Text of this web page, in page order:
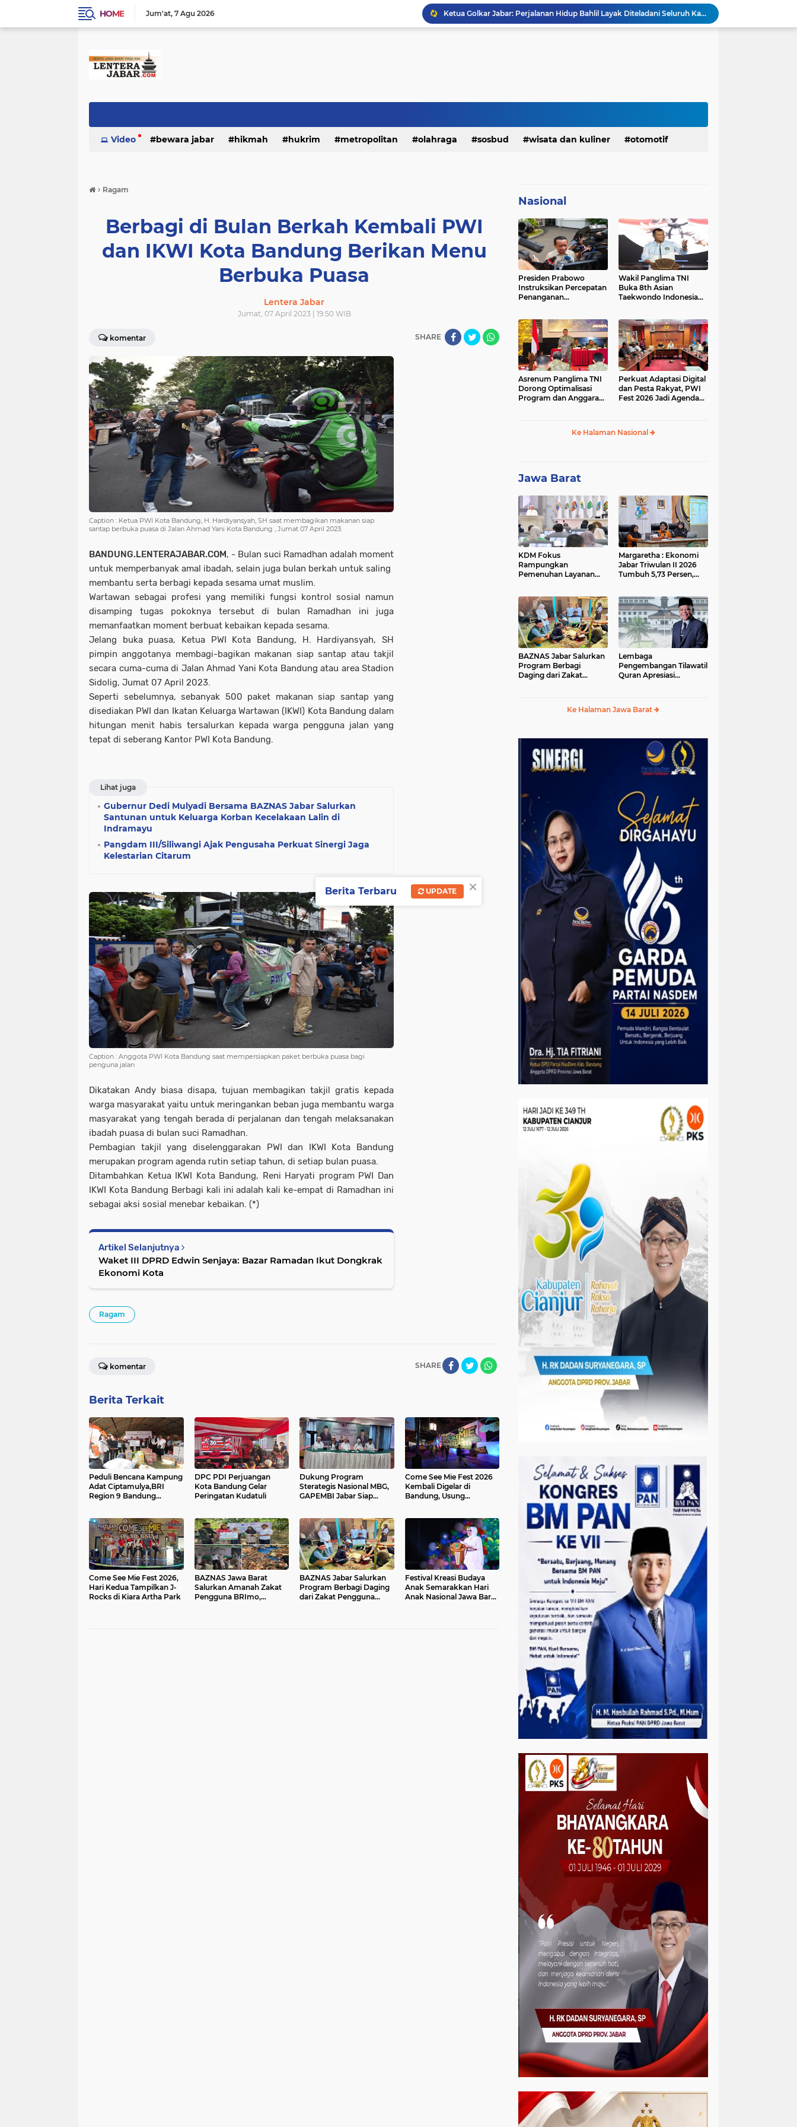
HOME Jum'at 7 Agu 2026
KDM Fokus Rampungkan Pemenuhan Layanan Dasar dan Konektivitas Wilayah pada 2027
Menaker: ASN Kemnaker Harus Hadirkan Dampak Nyata bagi Masyarakat
Bangkitkan Merek Legendaris Semen Kujang, SIG Bidik Penguatan Dominasi Pasar Jawa Barat
Video bewara jabar hikmah hukrim metropolitan olahraga sosbud wisata dan kuliner otomotif
› Ragam
Berbagi di Bulan Berkah Kembali PWI
dan IKWI Kota Bandung Berikan Menu
Berbuka Puasa
Lentera Jabar
Jumat, 07 April 2023 | 19:50 WIB
komentar SHARE
Caption : Ketua PWI Kota Bandung, H. Hardiyansyah, SH saat membagikan makanan siap
santap berbuka puasa di Jalan Ahmad Yani Kota Bandung , Jumat 07 April 2023.
BANDUNG.LENTERAJABAR.COM, - Bulan suci Ramadhan adalah moment
untuk memperbanyak amal ibadah, selain juga bulan berkah untuk saling
membantu serta berbagi kepada sesama umat muslim.
Wartawan sebagai profesi yang memiliki fungsi kontrol sosial namun
disamping tugas pokoknya tersebut di bulan Ramadhan ini juga
memanfaatkan moment berbuat kebaikan kepada sesama.
Jelang buka puasa, Ketua PWI Kota Bandung, H. Hardiyansyah, SH
pimpin anggotanya membagi-bagikan makanan siap santap atau takjil
secara cuma-cuma di Jalan Ahmad Yani Kota Bandung atau area Stadion
Sidolig, Jumat 07 April 2023.
Seperti sebelumnya, sebanyak 500 paket makanan siap santap yang
disediakan PWI dan Ikatan Keluarga Wartawan (IKWI) Kota Bandung dalam
hitungan menit habis tersalurkan kepada warga pengguna jalan yang
tepat di seberang Kantor PWI Kota Bandung.
Lihat juga
Gubernur Dedi Mulyadi Bersama BAZNAS Jabar Salurkan
Santunan untuk Keluarga Korban Kecelakaan Lalin di
Indramayu
Pangdam III/Siliwangi Ajak Pengusaha Perkuat Sinergi Jaga
Kelestarian Citarum
Caption : Anggota PWI Kota Bandung saat mempersiapkan paket berbuka puasa bagi
penguna jalan
Dikatakan Andy biasa disapa, tujuan membagikan takjil gratis kepada
warga masyarakat yaitu untuk meringankan beban juga membantu warga
masyarakat yang tengah berada di perjalanan dan tengah melaksanakan
ibadah puasa di bulan suci Ramadhan.
Pembagian takjil yang diselenggarakan PWI dan IKWI Kota Bandung
merupakan program agenda rutin setiap tahun, di setiap bulan puasa.
Ditambahkan Ketua IKWI Kota Bandung, Reni Haryati program PWI Dan
IKWI Kota Bandung Berbagi kali ini adalah kali ke-empat di Ramadhan ini
sebagai aksi sosial menebar kebaikan. (*)
Artikel Selanjutnya
Waket III DPRD Edwin Senjaya: Bazar Ramadan Ikut Dongkrak
Ekonomi Kota
Ragam
SHARE
komentar
Berita Terkait
Peduli Bencana Kampung
Adat Ciptamulya,BRI
Region 9 Bandung
Bersama YBM BRILian
DPC PDI Perjuangan
Kota Bandung Gelar
Peringatan Kudatuli
Dukung Program
Sterategis Nasional MBG,
GAPEMBI Jabar Siap
Come See Mie Fest 2026
Kembali Digelar di
Bandung, Usung
Come See Mie Fest 2026,
Hari Kedua Tampilkan J-
Rocks di Kiara Artha Park
BAZNAS Jawa Barat
Salurkan Amanah Zakat
Pengguna BRImo,
BAZNAS Jabar Salurkan
Program Berbagi Daging
dari Zakat Pengguna
Festival Kreasi Budaya
Anak Semarakkan Hari
Anak Nasional Jawa Barat
Nasional
Presiden Prabowo
Instruksikan Percepatan
Penanganan
BBM
Wakil Panglima TNI
Buka 8th Asian
Taekwondo Indonesia
Asrenum Panglima TNI
Dorong Optimalisasi
Program dan Anggaran
Perkuat Adaptasi Digital
dan Pesta Rakyat, PWI
Fest 2026 Jadi Agenda
Ke Halaman Nasional
Jawa Barat
KDM Fokus
Rampungkan
Pemenuhan Layanan
Margaretha : Ekonomi
Jabar Triwulan II 2026
Tumbuh 5,73 Persen,
BAZNAS Jabar Salurkan
Program Berbagi
Daging dari Zakat
Lembaga
Pengembangan Tilawatil
Quran Apresiasi
Ke Halaman Jawa Barat
×
Berita Terbaru UPDATE